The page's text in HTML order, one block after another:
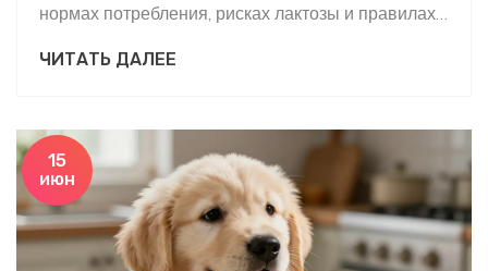
нормах потребления, рисках лактозы и правилах
ЧИТАТЬ ДАЛЕЕ
15
июн